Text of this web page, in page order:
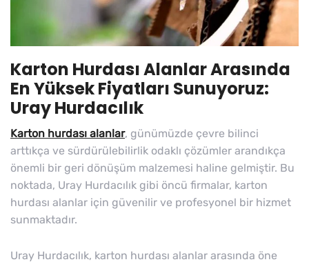
Karton Hurdası Alanlar Arasında
En Yüksek Fiyatları Sunuyoruz:
Uray Hurdacılık
Karton hurdası alanlar, günümüzde çevre bilinci
arttıkça ve sürdürülebilirlik odaklı çözümler arandıkça
önemli bir geri dönüşüm malzemesi haline gelmiştir. Bu
noktada, Uray Hurdacılık gibi öncü firmalar, karton
hurdası alanlar için güvenilir ve profesyonel bir hizmet
sunmaktadır.
Uray Hurdacılık, karton hurdası alanlar arasında öne